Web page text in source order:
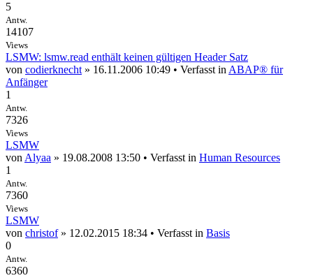
5
Antw.
14107
Views
LSMW: lsmw.read enthält keinen gültigen Header Satz
von codierknecht» 16.11.2006 10:49 • Verfasst inABAP® für
Anfänger
1
Antw.
7326
Views
LSMW
vonAlyaa » 19.08.2008 13:50 • Verfasst in Human Resources
1
Antw.
7360
Views
LSMW
von christof» 12.02.2015 18:34 • Verfasst in Basis
0
Antw.
6360